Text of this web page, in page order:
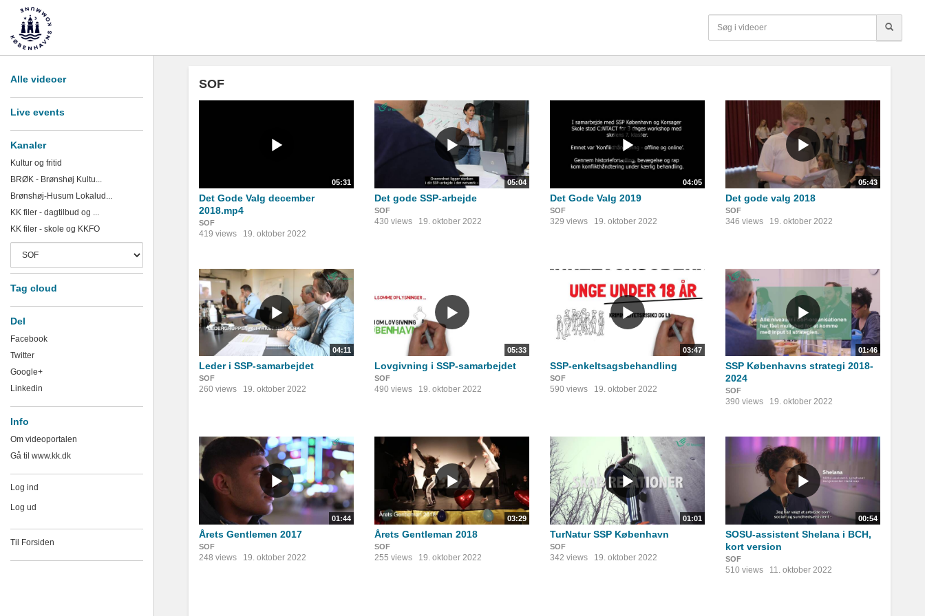
Alle videoer
Live events
Kanaler
Kultur og fritid
BRØK - Brønshøj Kultu...
Brønshøj-Husum Lokalud...
KK filer - dagtilbud og ...
KK filer - skole og KKFO
Tag cloud
Del
Facebook
Twitter
Google+
Linkedin
Info
Om videoportalen
Gå til www.kk.dk
Log ind
Log ud
Til Forsiden
SOF
05:31
Det Gode Valg december
2018.mp4
SOF
419 views 19. oktober 2022
05:04
Det gode SSP-arbejde
SOF
430 views 19. oktober 2022
04:05
Det Gode Valg 2019
SOF
329 views 19. oktober 2022
05:43
Det gode valg 2018
SOF
346 views 19. oktober 2022
04:11
Leder i SSP-samarbejdet
SOF
260 views 19. oktober 2022
05:33
Lovgivning i SSP-samarbejdet
SOF
490 views 19. oktober 2022
03:47
SSP-enkeltsagsbehandling
SOF
590 views 19. oktober 2022
01:46
SSP Københavns strategi 2018-
2024
SOF
390 views 19. oktober 2022
01:44
Årets Gentlemen 2017
SOF
248 views 19. oktober 2022
03:29
Årets Gentleman 2018
SOF
255 views 19. oktober 2022
01:01
TurNatur SSP København
SOF
342 views 19. oktober 2022
00:54
SOSU-assistent Shelana i BCH,
kort version
SOF
510 views 11. oktober 2022